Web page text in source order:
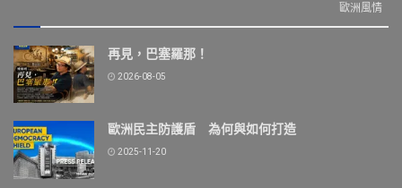
歐洲風情
再見，巴塞羅那！
2026-08-05
歐洲民主防護盾 為何與如何打造
2025-11-20